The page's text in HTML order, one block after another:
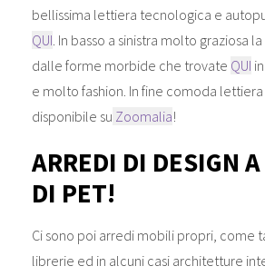
bellissima lettiera tecnologica e
QUI. In basso a sinistra molto graziosa
dalle forme morbide che trovate QUI
e molto fashion. In fine comoda
disponibile su Zoomalia!
ARREDI DI DESIGN
DI PET!
Ci sono poi arredi mobili propri, come
librerie ed in alcuni casi architetture